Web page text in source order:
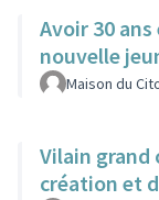
Avoir 30
nouvelle
Maison du
Vilain grand
création et